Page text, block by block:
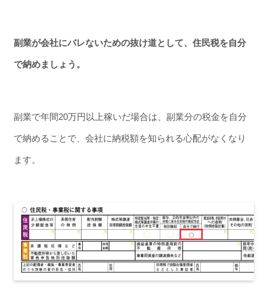
副業が会社にバレないための抜け道として、住民税を自分
で納めましょう。
副業で年間20万円以上稼いだ場合は、副業分の税金を自分
で納めることで、会社に納税額を知られる心配がなくなり
ます。